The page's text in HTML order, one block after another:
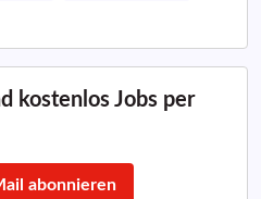
kostenlos Jobs per
abonnieren